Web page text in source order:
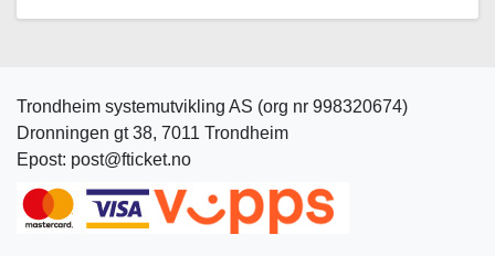
Trondheim systemutvikling AS (org nr 998320674)
Dronningen gt 38, 7011 Trondheim
Epost: post@fticket.no